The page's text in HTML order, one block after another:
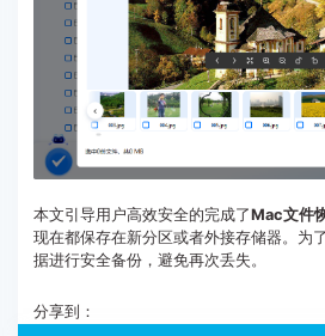
本文引导用户高效安全的完成了Mac文件
现在都保存在新分区或者外接存储器。为
据进行安全备份，避免再次丢失。
分享到：